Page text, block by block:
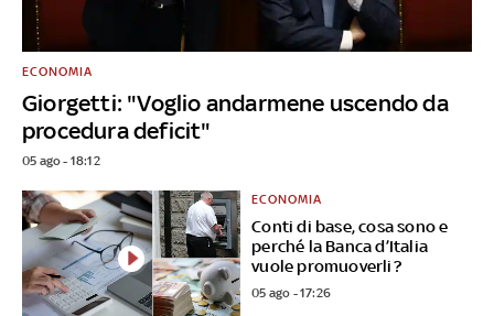
Giorgetti: "Voglio andarmene uscendo da
procedura deficit"
ECONOMIA
05 ago - 18:12
Conti di base, cosa sono e
perché la Banca d’Italia
vuole promuoverli?
ECONOMIA
05 ago - 17:26